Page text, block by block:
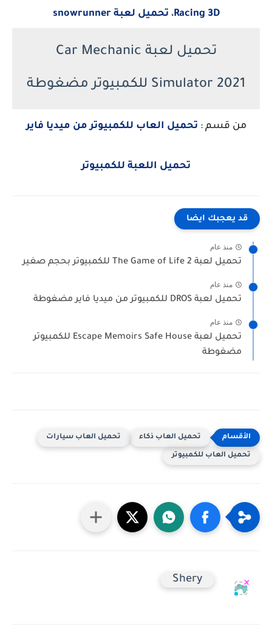
Racing 3D، تحميل لعبة snowrunner
تحميل لعبة Car Mechanic
Simulator 2021 للكمبيوتر مضغوطة
من قسم : تحميل العاب للكمبيوتر من ميديا فاير
تحميل اللعبة للكمبيوتر
قد يعجبك ايضا
منذ عام
تحميل لعبة The Game of Life 2 للكمبيوتر بحجم صغير
منذ عام
تحميل لعبة DROS للكمبيوتر من ميديا فاير مضغوطة
منذ عام
تحميل لعبة Escape Memoirs Safe House للكمبيوتر
مضغوطة
تحميل العاب ذكاء تحميل العاب سيارات
تحميل العاب للكمبيوتر
Shery